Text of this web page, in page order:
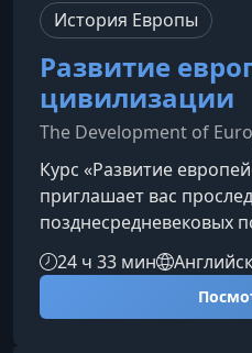
История Европы
Развитие
цивилизации
The Development of
Курс «Развитие
приглашает вас
позднесредневековых
Второй мировой войны.
ключевые идеи,
трансформации,
современного мира.О
24 ч 33 мин